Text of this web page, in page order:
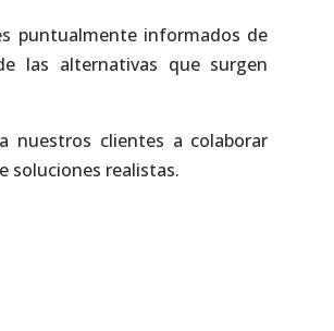
puntualmente informados de
las alternativas que surgen
nuestros clientes a colaborar
soluciones realistas.